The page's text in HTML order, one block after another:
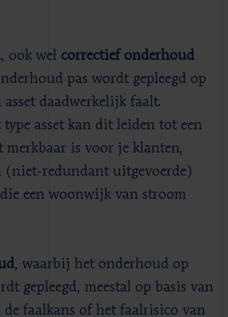
, ook wel correctief onderhoud
pas wordt gepleegd op
daadwerkelijk faalt.
asset kan dit leiden tot een
is voor je klanten,
(niet-redundant uitgevoerde)
een woonwijk van stroom
, waarbij het onderhoud op
gepleegd, meestal op basis van
faalkans of het faalrisico van